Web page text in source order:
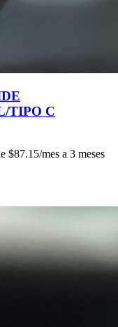
TIPO C
$87.15/mes a 3 meses